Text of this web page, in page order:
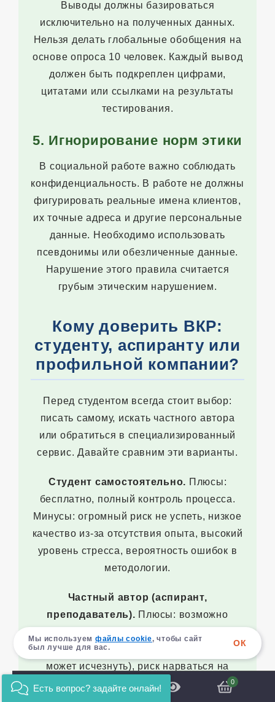
Выводы должны базироваться
исключительно на полученных данных.
Нельзя делать глобальные обобщения на
основе опроса 10 человек. Каждый вывод
должен быть подкреплен цифрами,
цитатами или ссылками на результаты
тестирования.
5. Игнорирование норм этики
В социальной работе важно соблюдать
конфиденциальность. В работе не должны
фигурировать реальные имена клиентов,
их точные адреса и другие персональные
данные. Необходимо использовать
псевдонимы или обезличенные данные.
Нарушение этого правила считается
грубым этическим нарушением.
Кому доверить ВКР:
студенту, аспиранту или
профильной компании?
Перед студентом всегда стоит выбор:
писать самому, искать частного автора
или обратиться в специализированный
сервис. Давайте сравним эти варианты.
Студент самостоятельно. Плюсы:
бесплатно, полный контроль процесса.
Минусы: огромный риск не успеть, низкое
качество из-за отсутствия опыта, высокий
уровень стресса, вероятность ошибок в
методологии.
Частный автор (аспирант,
преподаватель). Плюсы: возможно
Минусы: отсутствие гарантий (автор
может исчезнуть), риск нарваться на
мошенника, отсутствие договора,
0
Мы используем файлы cookie, чтобы сайт
был лучше для вас.
ОК
Есть вопрос? задайте онлайн!